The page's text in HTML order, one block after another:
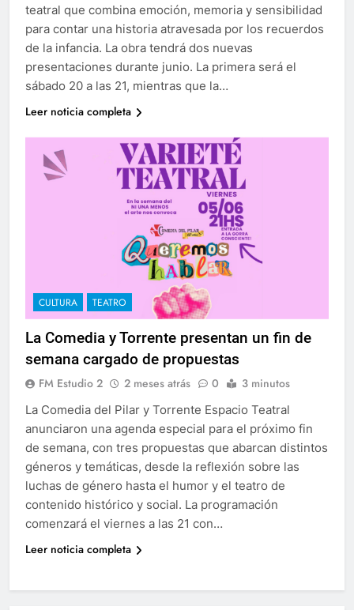
teatral que combina emoción, memoria y sensibilidad
para contar una historia atravesada por los recuerdos
de la infancia. La obra tendrá dos nuevas
presentaciones durante junio. La primera será el
sábado 20 a las 21, mientras que la…
Leer noticia completa
CULTURA TEATRO
La Comedia y Torrente presentan un fin de
semana cargado de propuestas
FM Estudio 2 2 meses atrás 0 3 minutos
La Comedia del Pilar y Torrente Espacio Teatral
anunciaron una agenda especial para el próximo fin
de semana, con tres propuestas que abarcan distintos
géneros y temáticas, desde la reflexión sobre las
luchas de género hasta el humor y el teatro de
contenido histórico y social. La programación
comenzará el viernes a las 21 con…
Leer noticia completa